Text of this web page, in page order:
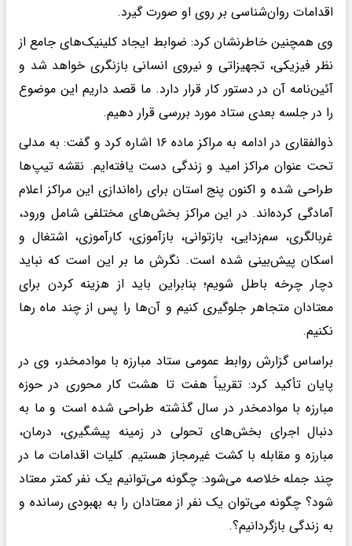
اقدامات روان‌شناسی بر روی او صورت گیرد.
وی همچنین خاطرنشان کرد: ضوابط ایجاد کلینیک‌های جامع از
نظر فیزیکی، تجهیزاتی و نیروی انسانی بازنگری خواهد شد و
آئین‌نامه آن در دستور کار قرار دارد. ما قصد داریم این موضوع
را در جلسه بعدی ستاد مورد بررسی قرار دهیم.
ذوالفقاری در ادامه به مراکز ماده ۱۶ اشاره کرد و گفت: به مدلی
تحت عنوان مراکز امید و زندگی دست یافته‌ایم. نقشه تیپ‌ها
طراحی شده و اکنون پنج استان برای راه‌اندازی این مراکز اعلام
آمادگی کرده‌اند. در این مراکز بخش‌های مختلفی شامل ورود،
غربالگری، سم‌زدایی، بازتوانی، بازآموزی، کارآموزی، اشتغال و
اسکان پیش‌بینی شده است. نگرش ما بر این است که نباید
دچار چرخه باطل شویم؛ بنابراین باید از هزینه کردن برای
معتادان متجاهر جلوگیری کنیم و آن‌ها را پس از چند ماه رها
نکنیم.
براساس گزارش روابط عمومی ستاد مبارزه با موادمخدر، وی در
پایان تأکید کرد: تقریباً هفت تا هشت کار محوری در حوزه
مبارزه با موادمخدر در سال گذشته طراحی شده است و ما به
دنبال اجرای بخش‌های تحولی در زمینه پیشگیری، درمان،
مبارزه و مقابله با کشت غیرمجاز هستیم. کلیات اقدامات ما در
چند جمله خلاصه می‌شود: چگونه می‌توانیم یک نفر کمتر معتاد
شود؟ چگونه می‌توان یک نفر از معتادان را به بهبودی رسانده و
به زندگی بازگردانیم؟.